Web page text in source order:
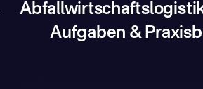
Aufgaben &